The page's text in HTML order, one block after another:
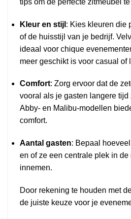
Kleur en stijl : Kies kleuren die
of de huisstijl van je bedrijf.
ideaal voor chique
meer geschikt is voor casual of
Comfort: Zorg ervoor dat de
vooral als je gasten langere
Abby- en Malibu-modellen
comfort.
Aantal gasten: Bepaal
en of ze een centrale plek in de
innemen.
Door rekening te houden met
de juiste keuze voor je